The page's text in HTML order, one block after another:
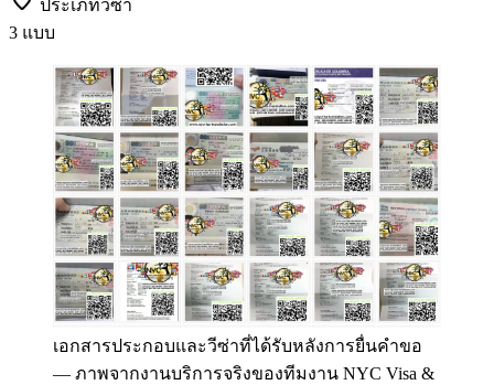
ประเภทวีซ่า
3 แบบ
เอกสารประกอบและวีซ่าที่ได้รับหลังการยื่นคำขอ
— ภาพจากงานบริการจริงของทีมงาน NYC Visa &